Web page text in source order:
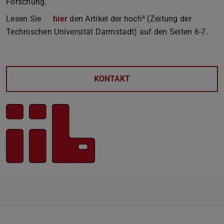
Lesen Sie
hier (PDF-Datei)
(wird in neuem Tab geöffnet)
den Artikel der hoch³ (Zeitung der
Technischen Universität Darmstadt) auf den Seiten 6-7.
KONTAKT